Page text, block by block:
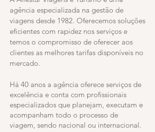
agência especializada na gestão de
viagens desde 1982. Oferecemos soluções
eficientes com rapidez nos serviços e
temos o compromisso de oferecer aos
clientes as melhores tarifas disponíveis no
mercado.
Há 40 anos a agência oferece serviços de
excelência e conta com profissionais
especializados que planejam, executam e
acompanham todo o processo de
viagem, sendo nacional ou internacional.